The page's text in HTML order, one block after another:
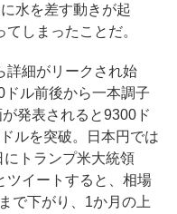
水を差す動きが起
しまったことだ。
詳細がリークされ始
ル前後から一本調子
発表されると9300ド
ルを突破。日本円では
トランプ米大統領
ツイートすると、相場
で下がり、1か月の上